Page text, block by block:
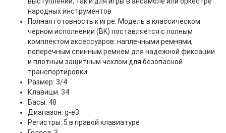
народных инструментов
Полная готовность к игре: Модель в классическом
черном исполнении (BK) поставляется с полным
комплектом аксессуаров: наплечными ремнями,
поперечным спинным ремнем для надежной фиксации
и плотным защитным чехлом для безопасной
транспортировки
Размер: 3/4
Клавиши: 34
Басы: 48
Диапазон: g-e3
Регистры: 5 в правой клавиатуре